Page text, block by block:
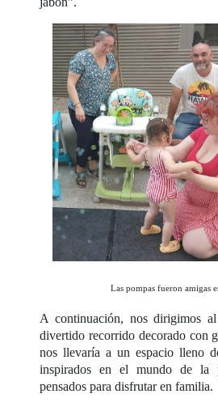
Las pompas fueron amigas
A continuación, nos dirigimos
divertido recorrido decorado con
nos llevaría a un espacio lleno
inspirados en el mundo de la
pensados para disfrutar en familia.